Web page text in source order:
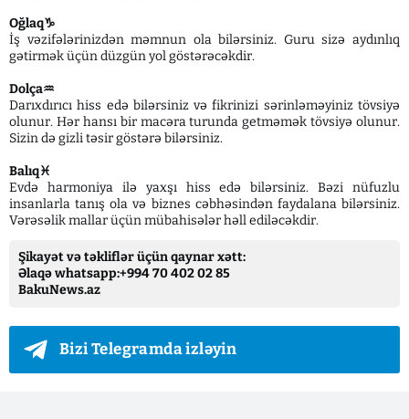
Oğlaq♑️
İş vəzifələrinizdən məmnun ola bilərsiniz. Guru sizə aydınlıq
gətirmək üçün düzgün yol göstərəcəkdir.
Dolça♒️
Darıxdırıcı hiss edə bilərsiniz və fikrinizi sərinləməyiniz tövsiyə
olunur. Hər hansı bir macəra turunda getməmək tövsiyə olunur.
Sizin də gizli təsir göstərə bilərsiniz.
Balıq♓️
Evdə harmoniya ilə yaxşı hiss edə bilərsiniz. Bəzi nüfuzlu
insanlarla tanış ola və biznes cəbhəsindən faydalana bilərsiniz.
Vərəsəlik mallar üçün mübahisələr həll ediləcəkdir.
Şikayət və təkliflər üçün qaynar xətt:
Əlaqə whatsapp:+994 70 402 02 85
BakuNews.az
Bizi Telegramda izləyin